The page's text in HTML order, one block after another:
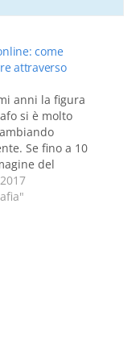
come
attraverso
anni la figura
si è molto
Se fino a 10
del
quella di un
che